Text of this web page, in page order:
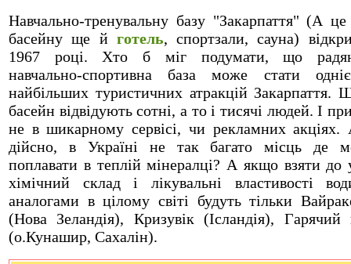
Навчально-тренувальну базу "Закарпаття" (А
басейну ще й готель, спортзали, сауна)
1967 році. Хто б міг подумати, що
навчально-спортивна база може стати
найбільших туристичних атракцій Закарпаття.
басейн відвідують сотні, а то і тисячі людей. І
не в шикарному сервісі, чи рекламних акціях.
дійсно, в Україні не так багато місць де
поплавати в теплій мінералці? А якщо взяти до
хімічний склад і лікувальні властивості
аналогами в цілому світі будуть тільки
(Нова Зеландія), Кризувік (Ісландія), Гарячий
(о.Кунашир, Сахалін).